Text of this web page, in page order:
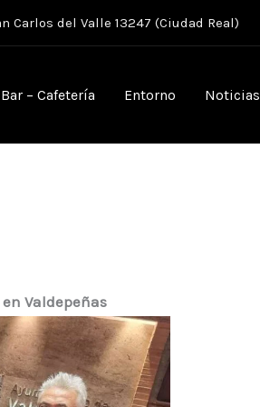
Carlos del Valle 13247 (Ciudad Real)
Bar – Cafetería Entorno Noticias
Valdepeñas